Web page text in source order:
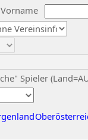
Vorname
Spieler